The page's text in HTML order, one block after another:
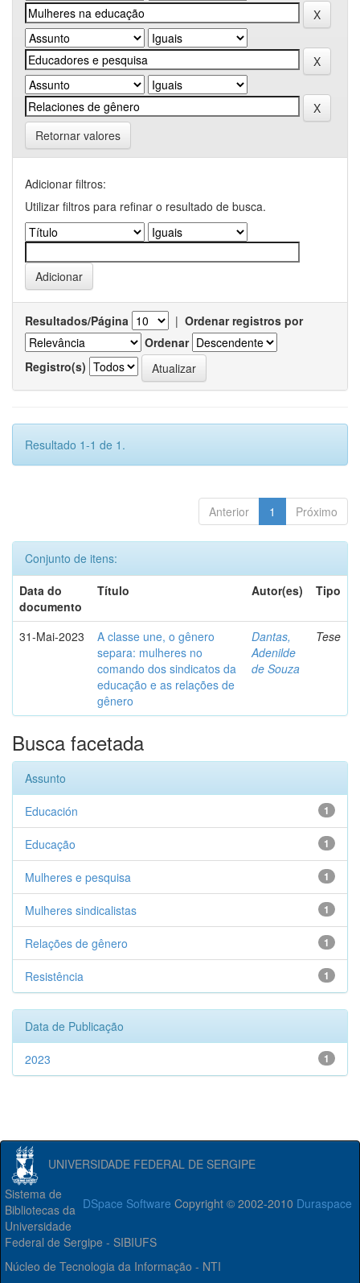
Retornar valores
Adicionar filtros:
Utilizar filtros para refinar o resultado de busca.
Resultados/Página | Ordenar registros por
Ordenar
Registro(s)
Resultado 1-1 de 1.
Anterior 1 Próximo
Conjunto de itens:
Data do
documento
Título Autor(es) Tipo
31-Mai-2023
A classe une, o gênero
separa: mulheres no
comando dos sindicatos da
educação e as relações de
gênero
Dantas,
Adenilde
de Souza
Tese
Busca facetada
Assunto
1
Educación
1
Educação
1
Mulheres e pesquisa
1
Mulheres sindicalistas
1
Relações de gênero
1
Resistência
Data de Publicação
1
2023
UNIVERSIDADE FEDERAL DE SERGIPE
DSpace Software Copyright © 2002-2010 Duraspace
Sistema de
Bibliotecas da
Universidade
Federal de Sergipe - SIBIUFS
Núcleo de Tecnologia da Informação - NTI